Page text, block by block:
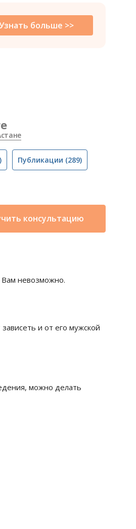
больше >>
Публикации (289)
консультацию
Вам невозможно.
и от его мужской
можно делать